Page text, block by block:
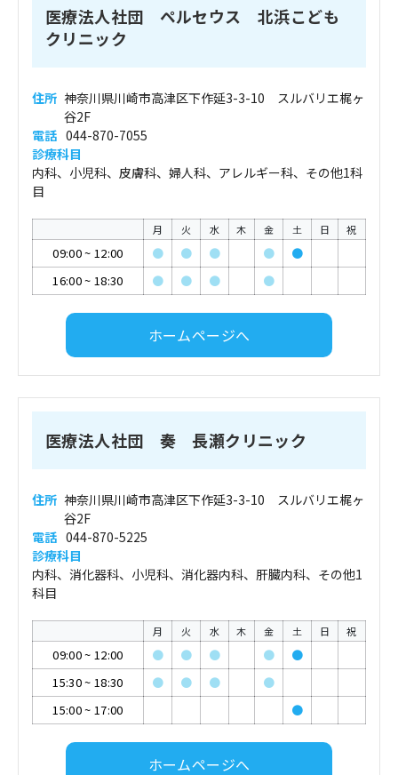
医療法人社団 ペルセウス 北浜こども
クリニック
住所 神奈川県川崎市高津区下作延3-3-10 スルバリエ梶ヶ
谷2F
電話 044-870-7055
診療科目
内科、小児科、皮膚科、婦人科、アレルギー科、その他1科
目
月 火 水 木 金 土 日 祝
09:00~ 12:00 ● ● ● ●
●
16:00~ 18:30 ● ● ● ●
ホームページへ
医療法人社団 奏 長瀬クリニック
住所 神奈川県川崎市高津区下作延3-3-10 スルバリエ梶ヶ
谷2F
電話 044-870-5225
診療科目
内科、消化器科、小児科、消化器内科、肝臓内科、その他1
科目
月 火 水 木 金 土 日 祝
09:00~ 12:00 ● ● ● ●
●
15:30~ 18:30 ● ● ●
●
15:00~ 17:00 ●
ホームページへ